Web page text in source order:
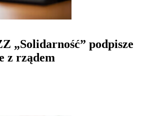
„Solidarność” podpisze
z rządem